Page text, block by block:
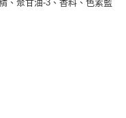
、聚甘油-3、香料、色素藍